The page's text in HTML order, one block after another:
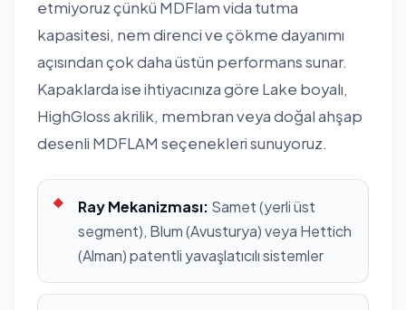
etmiyoruz çünkü MDFlam vida tutma
kapasitesi, nem direnci ve çökme dayanımı
açısından çok daha üstün performans sunar.
Kapaklarda ise ihtiyacınıza göre Lake boyalı,
HighGloss akrilik, membran veya doğal ahşap
desenli MDFLAM seçenekleri sunuyoruz.
Ray Mekanizması: Samet (yerli üst
segment), Blum (Avusturya) veya Hettich
(Alman) patentli yavaşlatıcılı sistemler